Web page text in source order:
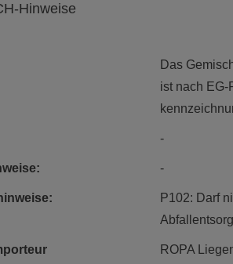
Hinweise
Das
ist nach
-
-
P102: Darf
ROPA